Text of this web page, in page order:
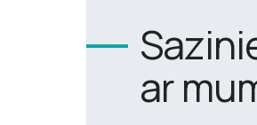
ar